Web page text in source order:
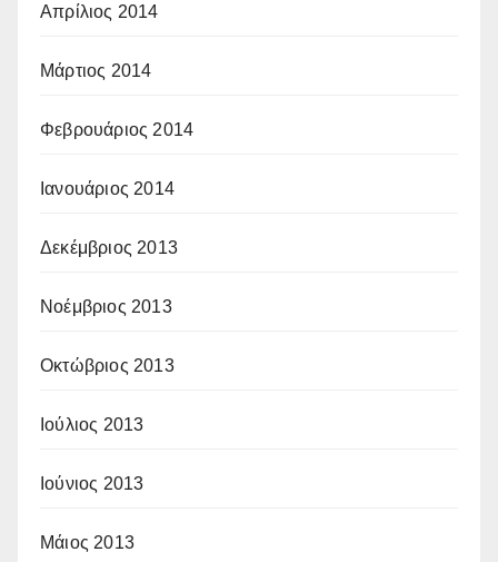
Απρίλιος 2014
Μάρτιος 2014
Φεβρουάριος 2014
Ιανουάριος 2014
Δεκέμβριος 2013
Νοέμβριος 2013
Οκτώβριος 2013
Ιούλιος 2013
Ιούνιος 2013
Μάιος 2013